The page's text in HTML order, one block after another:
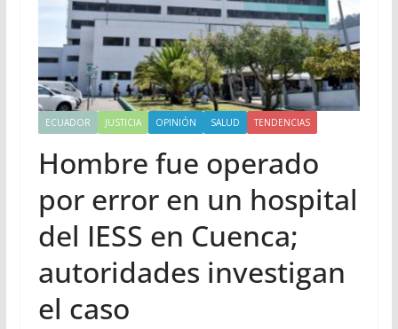
ECUADOR JUSTICIA OPINIÓN SALUD TENDENCIAS
Hombre fue operado
por error en un hospital
del IESS en Cuenca;
autoridades investigan
el caso